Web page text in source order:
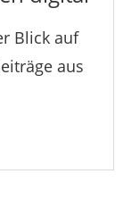
Blick auf
aus